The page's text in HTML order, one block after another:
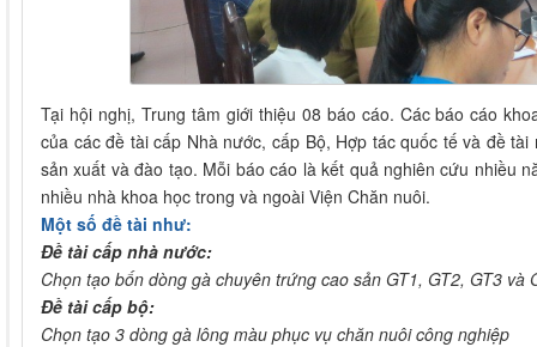
Tại hội nghị, Trung tâm giới thiệu 08 báo cáo. Các báo cáo
của các đề tài cấp Nhà nước, cấp Bộ, Hợp tác quốc tế và đề
sản xuất và đào tạo. Mỗi báo cáo là kết quả nghiên cứu nhiều
nhiều nhà khoa học trong và ngoài Viện Chăn nuôi.
Một số đề tài như:
Đề tài cấp nhà nước:
Chọn tạo bốn dòng gà chuyên trứng cao sản GT1, GT2, GT3 và
Đề tài cấp bộ:
Chọn tạo 3 dòng gà lông màu phục vụ chăn nuôi công nghiệp